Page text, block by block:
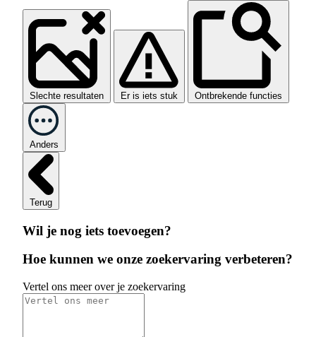
Slechte resultaten Er is iets stuk Ontbrekende functies
Anders
Terug
Wil je nog iets toevoegen?
Hoe kunnen we onze zoekervaring verbeteren?
Vertel ons meer over je zoekervaring